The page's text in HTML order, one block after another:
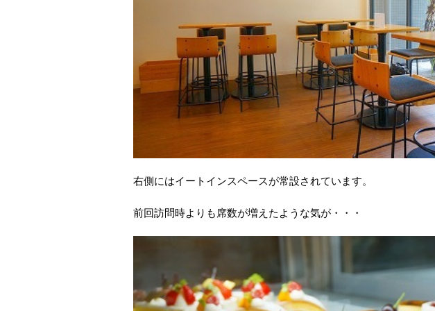
右側にはイートインスペースが常設されています。
前回訪問時よりも席数が増えたような気が・・・